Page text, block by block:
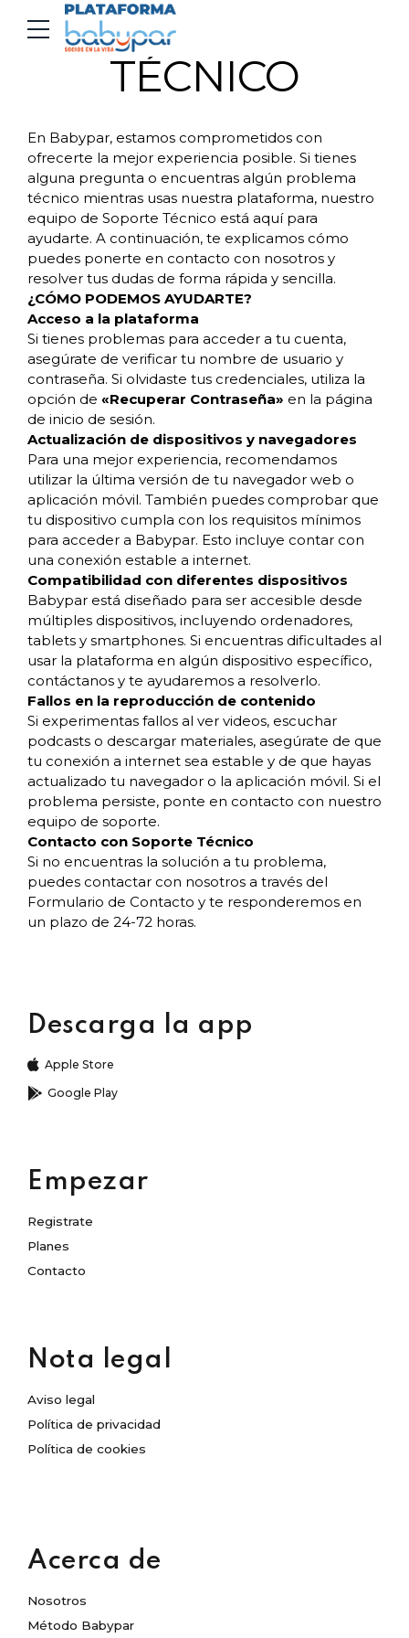
SOPORTE
TÉCNICO
En Babypar, estamos comprometidos con
ofrecerte la mejor experiencia posible. Si tienes
alguna pregunta o encuentras algún problema
técnico mientras usas nuestra plataforma, nuestro
equipo de Soporte Técnico está aquí para
ayudarte. A continuación, te explicamos cómo
puedes ponerte en contacto con nosotros y
resolver tus dudas de forma rápida y sencilla.
¿CÓMO PODEMOS AYUDARTE?
Acceso a la plataforma
Si tienes problemas para acceder a tu cuenta,
asegúrate de verificar tu nombre de usuario y
contraseña. Si olvidaste tus credenciales, utiliza la
opción de «Recuperar Contraseña» en la página
de inicio de sesión.
Actualización de dispositivos y navegadores
Para una mejor experiencia, recomendamos
utilizar la última versión de tu navegador web o
aplicación móvil. También puedes comprobar que
tu dispositivo cumpla con los requisitos mínimos
para acceder a Babypar. Esto incluye contar con
una conexión estable a internet.
Compatibilidad con diferentes dispositivos
Babypar está diseñado para ser accesible desde
múltiples dispositivos, incluyendo ordenadores,
tablets y smartphones. Si encuentras dificultades al
usar la plataforma en algún dispositivo específico,
contáctanos y te ayudaremos a resolverlo.
Fallos en la reproducción de contenido
Si experimentas fallos al ver videos, escuchar
podcasts o descargar materiales, asegúrate de que
tu conexión a internet sea estable y de que hayas
actualizado tu navegador o la aplicación móvil. Si el
problema persiste, ponte en contacto con nuestro
equipo de soporte.
Contacto con Soporte Técnico
Si no encuentras la solución a tu problema,
puedes contactar con nosotros a través del
Formulario de Contacto y te responderemos en
un plazo de 24-72 horas.
Descarga la app
Apple Store
Google Play
Empezar
Registrate
Planes
Contacto
Nota legal
Aviso legal
Política de privacidad
Política de cookies
Acerca de
Nosotros
Método Babypar